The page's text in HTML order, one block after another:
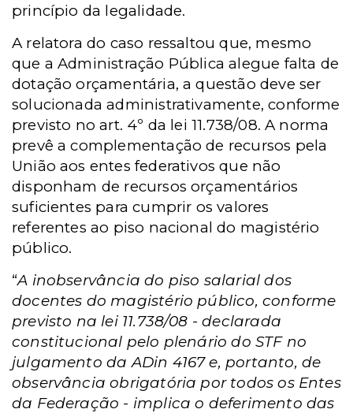
princípio da legalidade.
A relatora do caso ressaltou que, mesmo
que a Administração Pública alegue falta de
dotação orçamentária, a questão deve ser
solucionada administrativamente, conforme
previsto no art. 4º da lei 11.738/08. A norma
prevê a complementação de recursos pela
União aos entes federativos que não
disponham de recursos orçamentários
suficientes para cumprir os valores
referentes ao piso nacional do magistério
público.
“A inobservância do piso salarial dos
docentes do magistério público, conforme
previsto na lei 11.738/08 - declarada
constitucional pelo plenário do STF no
julgamento da ADin 4167 e, portanto, de
observância obrigatória por todos os Entes
da Federação - implica o deferimento das